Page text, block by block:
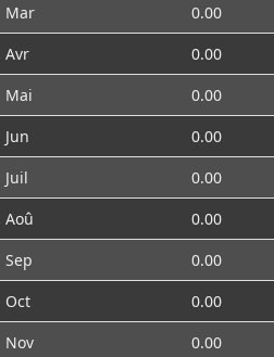
Mar
0.00
Avr
0.00
Mai
0.00
Jun
0.00
Juil
0.00
Aoû
0.00
Sep
0.00
Oct
0.00
Nov
0.00